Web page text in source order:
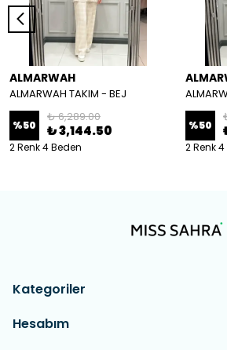
ALMARWAH
ALMARWAH TAKIM - BEJ
%50
₺ 6,289.00
₺ 3,144.50
2 Renk 4 Beden
%50
2 Renk
Kategoriler
Hesabım